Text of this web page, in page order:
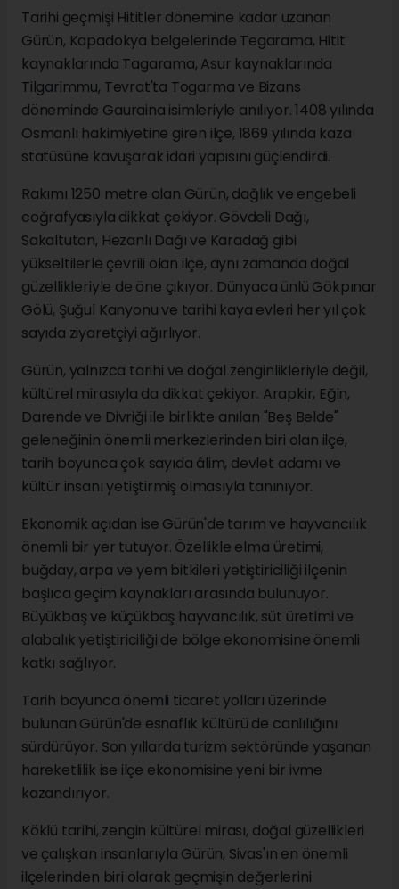
Tarihi geçmişi Hititler dönemine kadar uzanan
Gürün, Kapadokya belgelerinde Tegarama, Hitit
kaynaklarında Tagarama, Asur kaynaklarında
Tilgarimmu, Tevrat'ta Togarma ve Bizans
döneminde Gauraina isimleriyle anılıyor. 1408 yılında
Osmanlı hakimiyetine giren ilçe, 1869 yılında kaza
statüsüne kavuşarak idari yapısını güçlendirdi.
Rakımı 1250 metre olan Gürün, dağlık ve engebeli
coğrafyasıyla dikkat çekiyor. Gövdeli Dağı,
Sakaltutan, Hezanlı Dağı ve Karadağ gibi
yükseltilerle çevrili olan ilçe, aynı zamanda doğal
güzellikleriyle de öne çıkıyor. Dünyaca ünlü Gökpınar
Gölü, Şuğul Kanyonu ve tarihi kaya evleri her yıl çok
sayıda ziyaretçiyi ağırlıyor.
Gürün, yalnızca tarihi ve doğal zenginlikleriyle değil,
kültürel mirasıyla da dikkat çekiyor. Arapkir, Eğin,
Darende ve Divriği ile birlikte anılan "Beş Belde"
geleneğinin önemli merkezlerinden biri olan ilçe,
tarih boyunca çok sayıda âlim, devlet adamı ve
kültür insanı yetiştirmiş olmasıyla tanınıyor.
Ekonomik açıdan ise Gürün'de tarım ve hayvancılık
önemli bir yer tutuyor. Özellikle elma üretimi,
buğday, arpa ve yem bitkileri yetiştiriciliği ilçenin
başlıca geçim kaynakları arasında bulunuyor.
Büyükbaş ve küçükbaş hayvancılık, süt üretimi ve
alabalık yetiştiriciliği de bölge ekonomisine önemli
katkı sağlıyor.
Tarih boyunca önemli ticaret yolları üzerinde
bulunan Gürün'de esnaflık kültürü de canlılığını
sürdürüyor. Son yıllarda turizm sektöründe yaşanan
hareketlilik ise ilçe ekonomisine yeni bir ivme
kazandırıyor.
Köklü tarihi, zengin kültürel mirası, doğal güzellikleri
ve çalışkan insanlarıyla Gürün, Sivas'ın en önemli
ilçelerinden biri olarak geçmişin değerlerini